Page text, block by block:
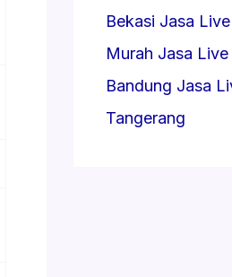
Bekasi Jasa
Murah Jasa
Bandung Jasa
Tangerang